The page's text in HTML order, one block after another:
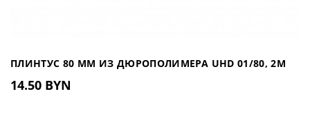
ПЛИНТУС 80 ММ ИЗ ДЮРОПОЛИМЕРА UHD 01/80, 2М
14.50 BYN